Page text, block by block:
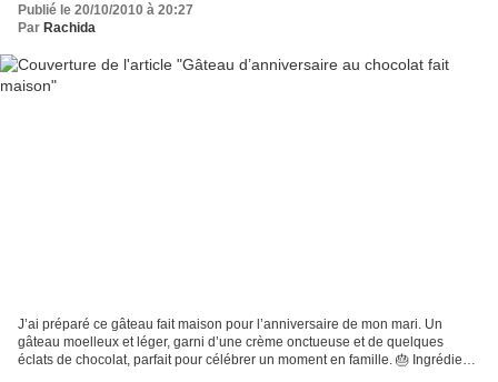
Publié le 20/10/2010 à 20:27
Par Rachida
J’ai préparé ce gâteau fait maison pour l’anniversaire de mon mari. Un
gâteau moelleux et léger, garni d’une crème onctueuse et de quelques
éclats de chocolat, parfait pour célébrer un moment en famille. 🎂 Ingrédients